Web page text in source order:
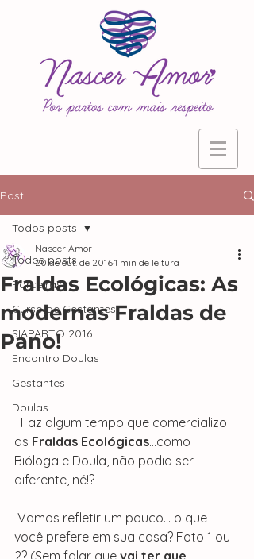
Post
Todos posts
Parceiras
Curso de Gestantes
SIAPARTO 2016
Encontro Doulas
Gestantes
Doulas
Todos posts
Fraldas Ecológicas: As
modernas Fraldas de
Pano!
Nascer Amor
20 de out. de 20161 min de leitura
as Fraldas Ecológicas...como
Bióloga e Doula, não podia ser
diferente, né!?
você prefere em sua casa? Foto 1 ou
2? (Sem falar que vai ter que